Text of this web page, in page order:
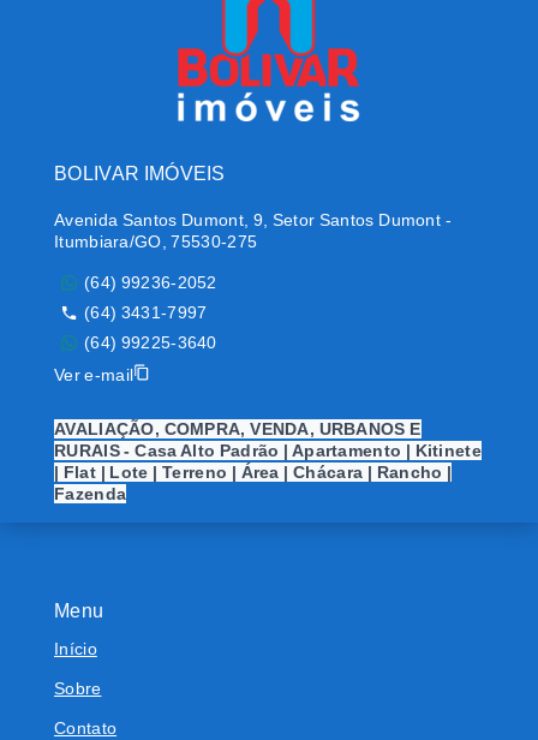
Menu
Início
Sobre
Contato
BOLIVAR IMÓVEIS
Avenida Santos Dumont, 9, Setor Santos Dumont -
Itumbiara/GO, 75530-275
(64) 99236-2052
(64) 3431-7997
(64) 99225-3640
Ver e-mail
AVALIAÇÃO, COMPRA, VENDA, URBANOS E
RURAIS - Casa Alto Padrão | Apartamento | Kitinete
| Flat | Lote | Terreno | Área | Chácara | Rancho |
Fazenda